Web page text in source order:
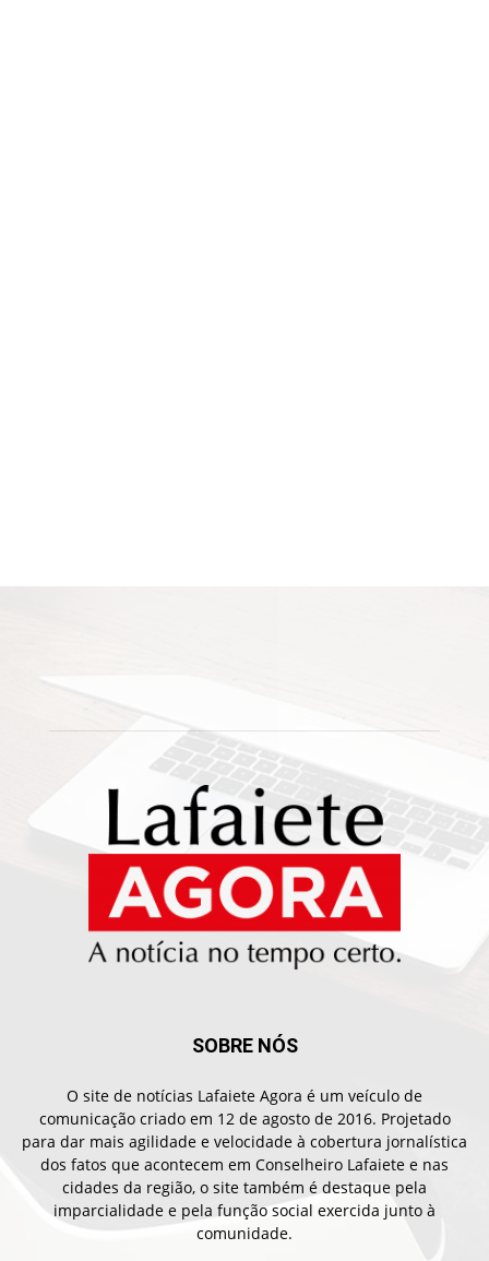
SOBRE NÓS
O site de notícias Lafaiete Agora é um veículo de
comunicação criado em 12 de agosto de 2016. Projetado
para dar mais agilidade e velocidade à cobertura jornalística
dos fatos que acontecem em Conselheiro Lafaiete e nas
cidades da região, o site também é destaque pela
imparcialidade e pela função social exercida junto à
comunidade.